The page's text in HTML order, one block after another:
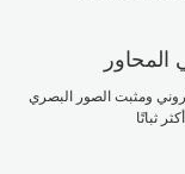
ومثبت الصور البصري
ثباتًا